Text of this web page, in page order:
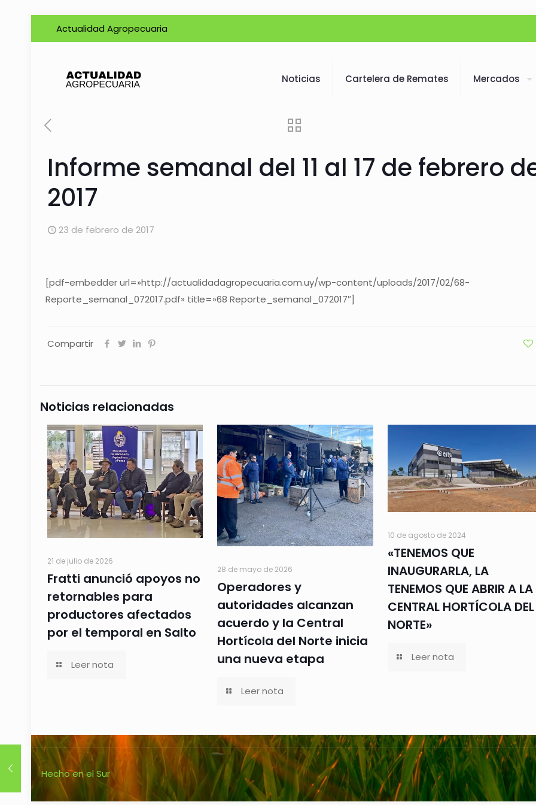
Actualidad Agropecuaria
Noticias Cartelera de Remates Mercados
Informe semanal del 11 al 17 de febrero
2017
23 de febrero de 2017
[pdf-embedder url=»http://actualidadagropecuaria.com.uy/wp-content/uploads/2017/02/68-
Reporte_semanal_072017.pdf» title=»68 Reporte_semanal_072017″]
Compartir
Noticias relacionadas
21 de julio de 2026
Fratti anunció apoyos no
retornables para
productores afectados
por el temporal en Salto
Leer nota
28 de mayo de 2026
Operadores y
autoridades alcanzan
acuerdo y la Central
Hortícola del Norte inicia
una nueva etapa
Leer nota
10 de agosto de 2024
«TENEMOS QUE
INAUGURARLA, LA
TENEMOS QUE ABRIR A LA
CENTRAL HORTÍCOLA DEL
NORTE»
Leer nota
Hecho en el Sur